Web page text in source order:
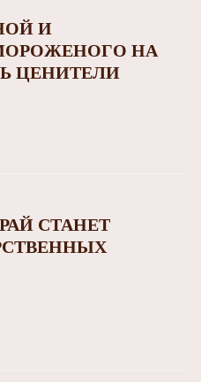
И
НА
ЦЕНИТЕЛИ
СТАНЕТ